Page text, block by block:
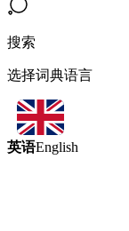
搜索
选择词典语言
英语English